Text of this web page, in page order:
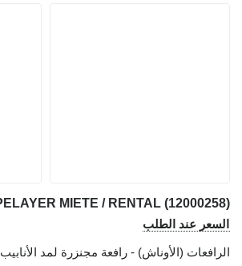
السعر عند الطلب
الرافعات (الأوناش) - رافعة مجنزرة لمد الأنابيب